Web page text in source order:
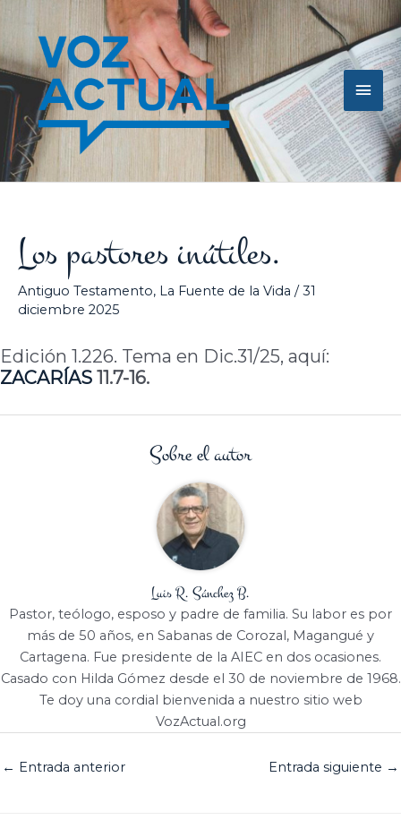
contenido
Los pastores inútiles.
Antiguo Testamento, La Fuente de la Vida /31
diciembre 2025
Edición 1.226. Tema en Dic.31/25, aquí:
ZACARÍAS 11.7-16.
Sobre el autor
Luis R. Sánchez B.
Pastor, teólogo, esposo y padre de familia. Su labor es por
más de 50 años, en Sabanas de Corozal, Magangué y
Cartagena. Fue presidente de la AIEC en dos ocasiones.
Casado con Hilda Gómez desde el 30 de noviembre de 1968.
Te doy una cordial bienvenida a nuestro sitio web
VozActual.org
← Entrada anterior Entrada siguiente →